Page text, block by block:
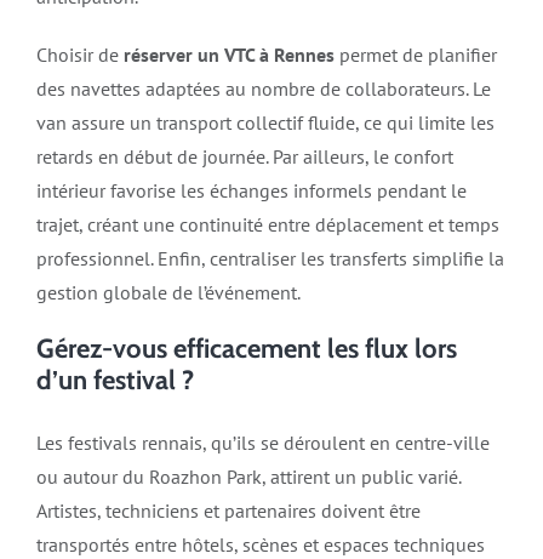
Choisir de réserver un VTC à Rennes permet de planifier
des navettes adaptées au nombre de collaborateurs. Le
van assure un transport collectif fluide, ce qui limite les
retards en début de journée. Par ailleurs, le confort
intérieur favorise les échanges informels pendant le
trajet, créant une continuité entre déplacement et temps
professionnel. Enfin, centraliser les transferts simplifie la
gestion globale de l’événement.
Gérez-vous efficacement les flux lors
d’un festival ?
Les festivals rennais, qu’ils se déroulent en centre-ville
ou autour du Roazhon Park, attirent un public varié.
Artistes, techniciens et partenaires doivent être
transportés entre hôtels, scènes et espaces techniques